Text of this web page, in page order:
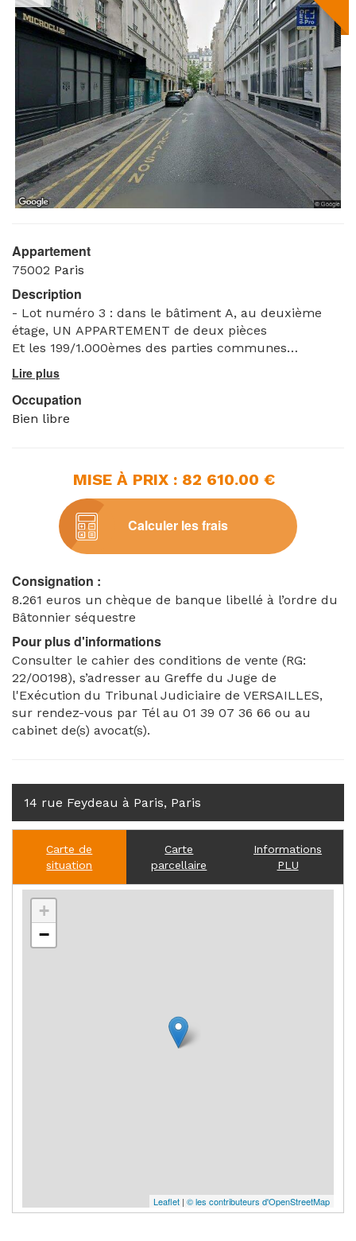
Appartement
75002 Paris
Description
- Lot numéro 3 : dans le bâtiment A, au deuxième
étage, UN APPARTEMENT de deux pièces
Et les 199/1.000èmes des parties communes
- Lot numéro 4 : dans le bâtiment A, au troisième
étage, UN APPARTEMENT de deux pièces
Et les 169/1.000èmes des parties communes
étage, UN APPARTEMENT d’une pièce
Et les 138/1.000èmes des parties communes
générales de l’immeuble ;
ATTENTION : IMMEUBLE DÉLABRÉ SUR RDC, SOUS-
FISSURES MULTIPLES SUR LES MURS ET PLAFONDS
RISQUE D’ÉCROULEMENT
Les lieux sont LIBRES
Cadastre : Section AG numéro 107
Référence greffe : 22/00198
Occupation
Bien libre
MISE À PRIX : 82 610.00 €
Calculer les frais
Consignation :
8.261 euros un chèque de banque libellé à l’ordre du
Bâtonnier séquestre
Pour plus d'informations
Consulter le cahier des conditions de vente (RG:
22/00198), s’adresser au Greffe du Juge de
l'Exécution du Tribunal Judiciaire de VERSAILLES,
sur rendez-vous par Tél au 01 39 07 36 66 ou au
cabinet de(s) avocat(s).
14 rue Feydeau à Paris, Paris
Carte de
situation
Carte
parcellaire
Informations
PLU
+
−
Leaflet | © les contributeurs d'OpenStreetMap